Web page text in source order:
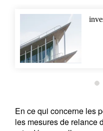
En ce qui concerne les
les mesures de relance